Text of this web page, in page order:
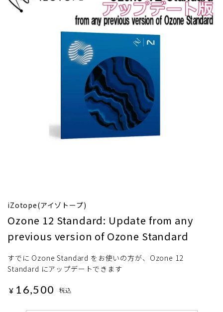
iZotope(アイゾトープ)
Ozone 12 Standard: Update from any
previous version of Ozone Standard
すでに Ozone Standard をお使いの方が、Ozone 12
Standard にアップデートできます
¥ 16,500 税込